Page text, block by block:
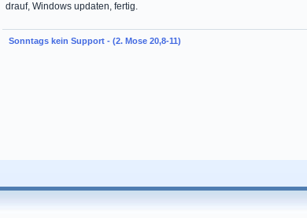
drauf, Windows updaten, fertig.
Sonntags kein Support - (2. Mose 20,8-11)